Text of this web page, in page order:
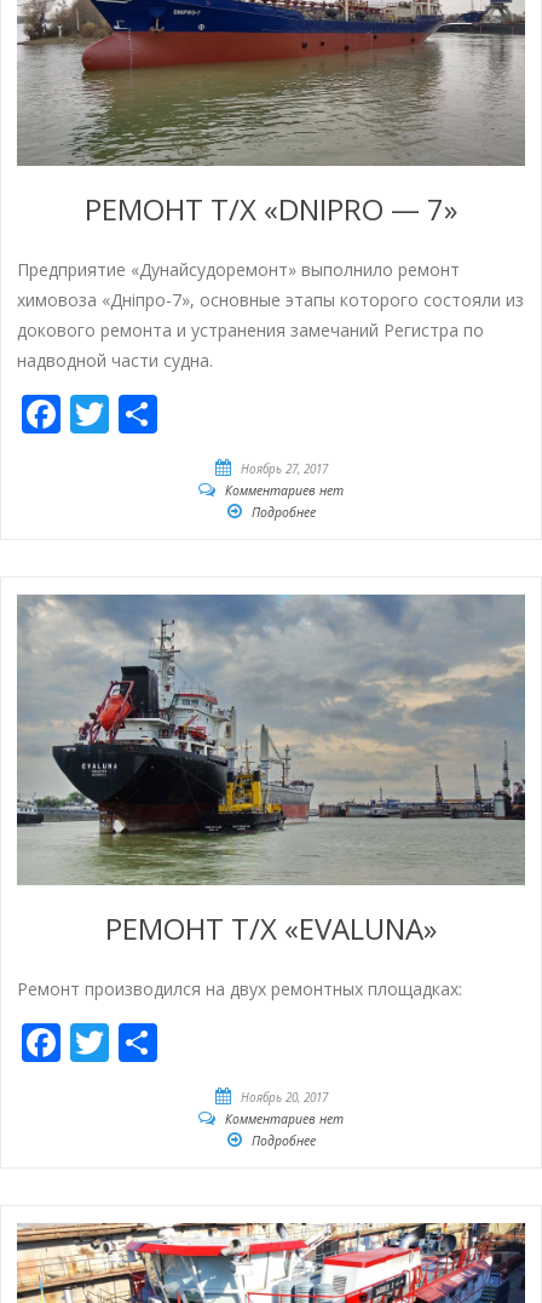
РЕМОНТ Т/Х «DNIPRO — 7»
Предприятие «Дунайсудоремонт» выполнило ремонт
химовоза «Дніпро-7», основные этапы которого состояли из
докового ремонта и устранения замечаний Регистра по
надводной части судна.
Facebook
Twitter
Ноябрь 27, 2017
Комментариев нет
Подробнее
РЕМОНТ Т/Х «EVALUNA»
Ремонт производился на двух ремонтных площадках:
Facebook
Twitter
Ноябрь 20, 2017
Комментариев нет
Подробнее